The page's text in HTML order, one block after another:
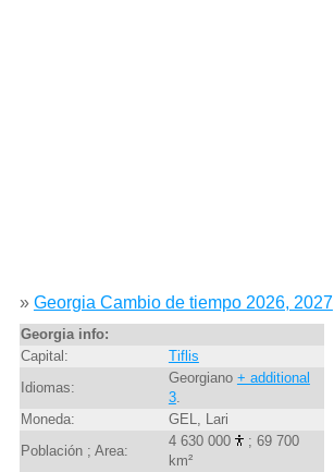
» Georgia Cambio de tiempo 2026, 2027
Georgia info:
Capital:
Tiflis
Idiomas:
Georgiano + additional
3.
Moneda:
GEL, Lari
Población ; Area:
4 630 000
; 69 700
km²